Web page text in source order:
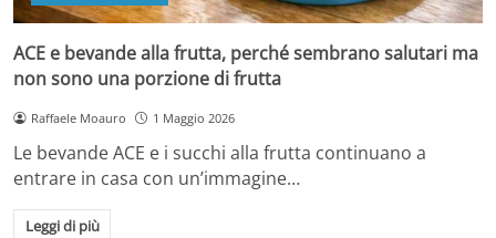
ACE e bevande alla frutta, perché sembrano salutari ma
non sono una porzione di frutta
Raffaele Moauro 1 Maggio 2026
Le bevande ACE e i succhi alla frutta continuano a
entrare in casa con un’immagine…
Leggi di più